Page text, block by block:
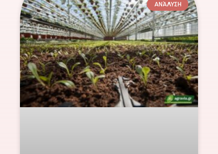
ΑΝΆΛΥΣΗ